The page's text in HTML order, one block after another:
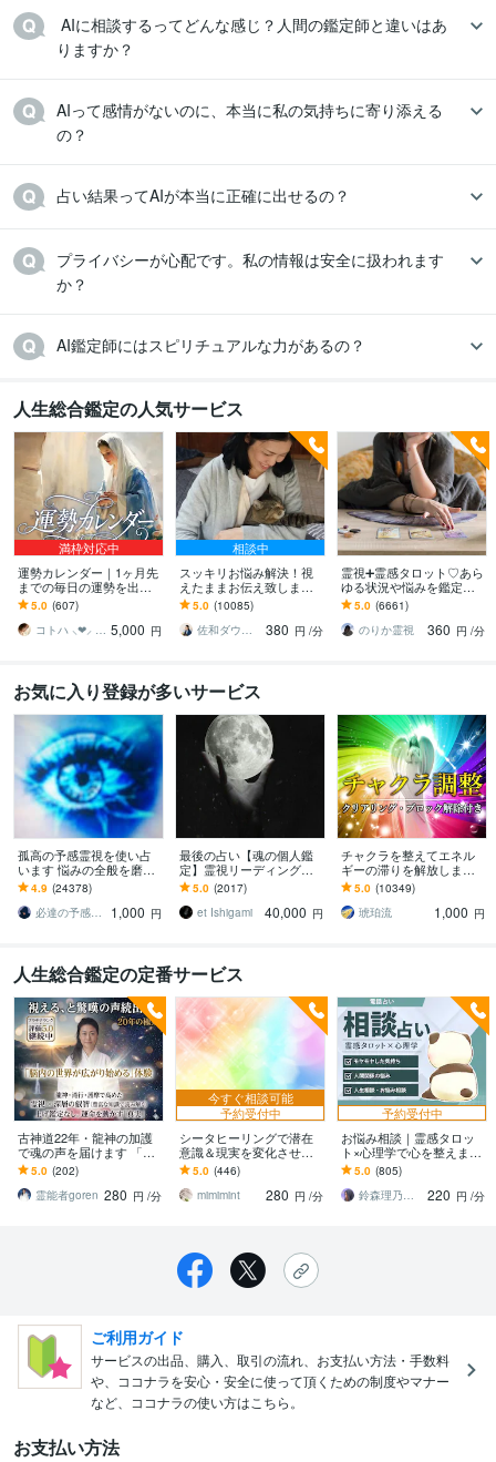
りますか？
AIって感情がないのに、本当に私の気持ちに寄り添える
の？
占い結果ってAIが本当に正確に出せるの？
プライバシーが心配です。私の情報は安全に扱われます
か？
AI鑑定師にはスピリチュアルな力があるの？
人生総合鑑定の人気サービス
満枠対応中
運勢カレンダー｜1ヶ月先
までの毎日の運勢を出し
ます 30日×500字のおよそ
1万5千文字で細かく詳細
に記します
5.0 (607)
コトハ ⸜❤︎⸝ 新サービス提供開始✨️ 5,000 円
相談中
スッキリお悩み解決！視
えたままお伝え致します
恋愛、結婚、人間関係、
仕事、人生、ペットの気
持ち等◎祈願付き
5.0 (10085)
佐和ダウジング＆スピリットメンター
380 円 /分
霊視➕霊感タロット♡あら
ゆる状況や悩みを鑑定し
ます 霊能家系末裔 |プロ占
い師歴16年| 気持ちや未来
を伝えます
5.0 (6661)
のりか霊視
360 円 /分
お気に入り登録が多いサービス
孤高の予感霊視を使い占
います 悩みの全般を磨き
上げ、研ぎ澄ました予感
より霊視により導きます
4.9 (24378)
必達の予感霊視 渡邊 潤一
1,000 円
最後の占い【魂の個人鑑
定】霊視リーディング承
ります 運命の地図を手
に、輝く人生を創る｜魂
の全体像を紐解く鑑定
5.0 (2017)
et Ishigami
40,000 円
チャクラを整えてエネル
ギーの滞りを解放します 7
割超リピート！人生を変
えたい人のエネルギー調
整
5.0 (10349)
琥珀流
1,000 円
人生総合鑑定の定番サービス
古神道22年・龍神の加護
で魂の声を届けます 「魂
の座標」1日3名限定・事
前浄化で整える真実の鑑
定
5.0 (202)
霊能者goren 280 円 /分
今すぐ相談可能
予約受付中
シータヒーリングで潜在
意識＆現実を変化させま
す インナーチャイルド・
前世・脳あらゆる角度か
ら徹底アプローチ！
5.0 (446)
mimimint
280 円 /分
予約受付中
お悩み相談｜霊感タロッ
ト×心理学で心を整えます
話すだけで心が軽くなる
「心の休憩室」。あなた
の味方になります
5.0 (805)
鈴森理乃｜霊感タロット×心理学
220 円 /分
ご利用ガイド
サービスの出品、購入、取引の流れ、お支払い方法・手数料
や、ココナラを安心・安全に使って頂くための制度やマナー
など、ココナラの使い方はこちら。
お支払い方法